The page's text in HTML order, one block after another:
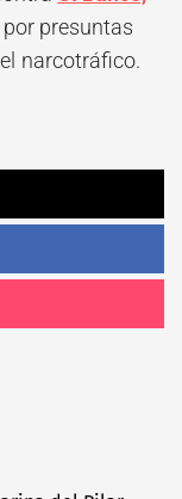
presuntas
narcotráfico.